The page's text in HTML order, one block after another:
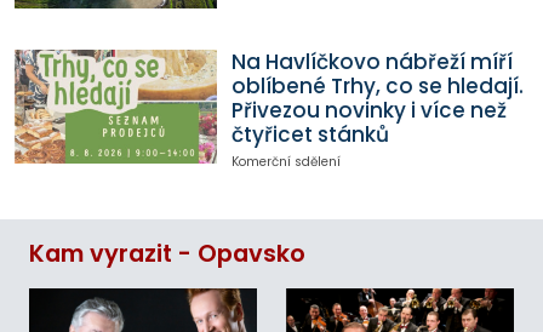
Na Havlíčkovo nábřeží míří
oblíbené Trhy, co se hledají.
Přivezou novinky i více než
čtyřicet stánků
Komerční sdělení
Kam vyrazit - Opavsko